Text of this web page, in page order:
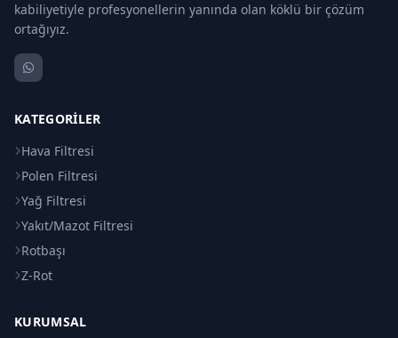
kabiliyetiyle profesyonellerin yanında olan köklü bir çözüm
ortağıyız.
KATEGORILER
Hava Filtresi
Polen Filtresi
Yağ Filtresi
Yakıt/Mazot Filtresi
Rotbaşı
Z-Rot
KURUMSAL